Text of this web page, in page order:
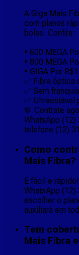
A Giga Mais
com planos
bolso. Confira:
• 600 MEGA
• 800 MEGA
• GIGA Por
✅ Fibra óptica
✅ Sem
✅ Ultraestável
💬 Contrate
WhatsApp
telefone (12)
Como
Mais Fibra?
É fácil e
WhatsApp
escolher o
auxiliará em
Tem
Mais Fibra